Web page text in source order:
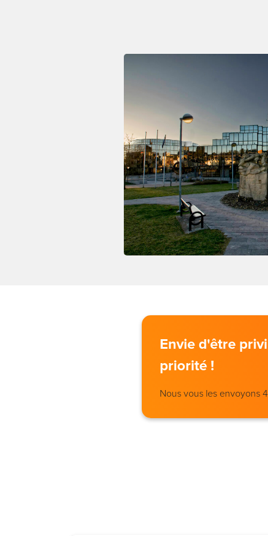
Envie d'être
priorité !
Nous vous les envoyons